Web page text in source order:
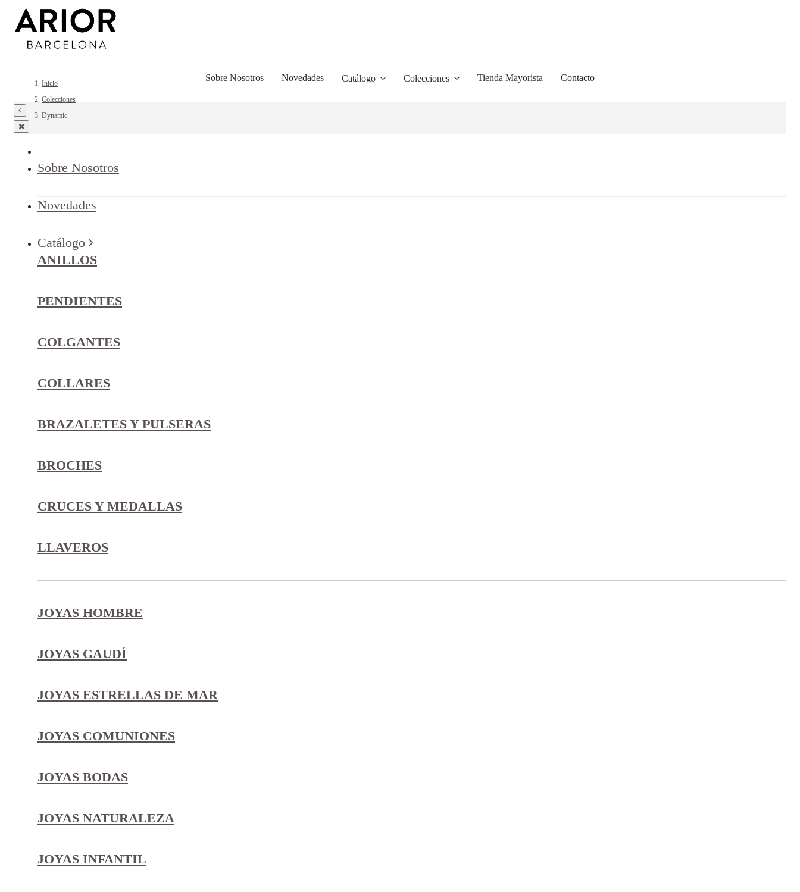
Sobre Nosotros Novedades Catálogo Colecciones Tienda Mayorista Contacto
Sobre Nosotros
Novedades
Catálogo
ANILLOS
PENDIENTES
COLGANTES
COLLARES
BRAZALETES Y PULSERAS
BROCHES
CRUCES Y MEDALLAS
LLAVEROS
JOYAS HOMBRE
JOYAS GAUDÍ
JOYAS ESTRELLAS DE MAR
JOYAS COMUNIONES
JOYAS BODAS
JOYAS NATURALEZA
JOYAS INFANTIL
Inicio
Colecciones
Dynamic